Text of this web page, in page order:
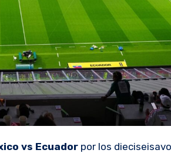
vs Ecuador por los